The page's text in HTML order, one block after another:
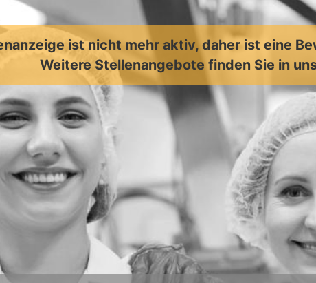
ist nicht mehr aktiv, daher ist eine
Weitere Stellenangebote finden Sie in